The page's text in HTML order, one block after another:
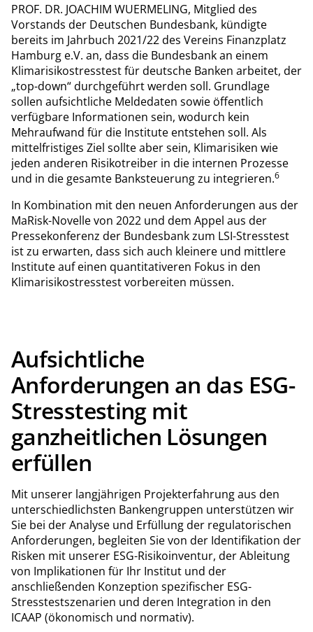
PROF. DR. JOACHIM WUERMELING, Mitglied des
Vorstands der Deutschen Bundesbank, kündigte
bereits im Jahrbuch 2021/22 des Vereins Finanzplatz
Hamburg e.V. an, dass die Bundesbank an einem
Klimarisikostresstest für deutsche Banken arbeitet, der
„top-down“ durchgeführt werden soll. Grundlage
sollen aufsichtliche Meldedaten sowie öffentlich
verfügbare Informationen sein, wodurch kein
Mehraufwand für die Institute entstehen soll. Als
mittelfristiges Ziel sollte aber sein, Klimarisiken wie
jeden anderen Risikotreiber in die internen Prozesse
und in die gesamte Banksteuerung zu integrieren.6
In Kombination mit den neuen Anforderungen aus der
MaRisk-Novelle von 2022 und dem Appel aus der
Pressekonferenz der Bundesbank zum LSI-Stresstest
ist zu erwarten, dass sich auch kleinere und mittlere
Institute auf einen quantitativeren Fokus in den
Klimarisikostresstest vorbereiten müssen.
Aufsichtliche
Anforderungen an das ESG-
Stresstesting mit
ganzheitlichen Lösungen
erfüllen
Mit unserer langjährigen Projekterfahrung aus den
unterschiedlichsten Bankengruppen unterstützen wir
Sie bei der Analyse und Erfüllung der regulatorischen
Anforderungen, begleiten Sie von der Identifikation der
Risken mit unserer ESG-Risikoinventur, der Ableitung
von Implikationen für Ihr Institut und der
anschließenden Konzeption spezifischer ESG-
Stresstestszenarien und deren Integration in den
ICAAP (ökonomisch und normativ).